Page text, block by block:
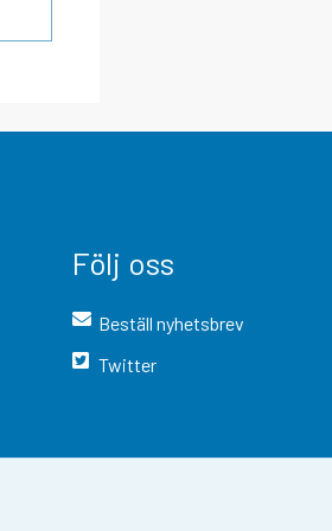
Följ oss
Beställ nyhetsbrev
Twitter